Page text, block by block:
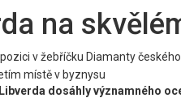
na
v žebříčku Diamanty
dosáhly významného